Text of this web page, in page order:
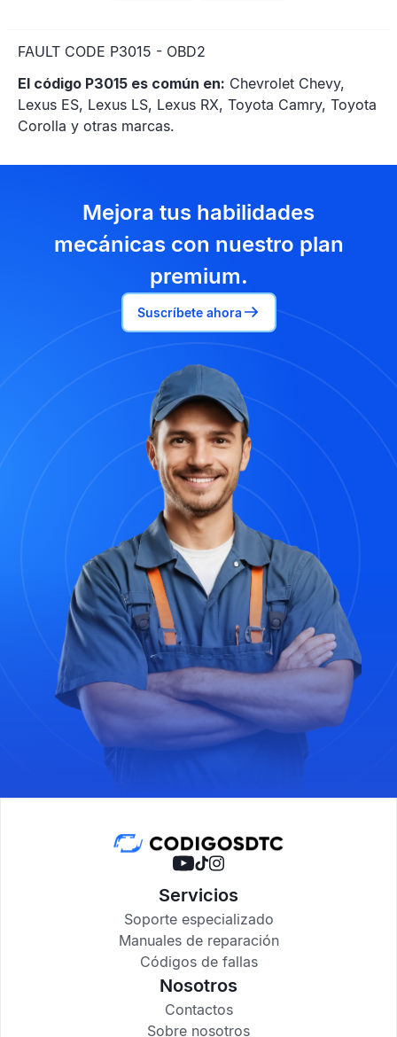
FAULT CODE P3015 - OBD2
El código P3015 es común en: Chevrolet Chevy,
Lexus ES, Lexus LS, Lexus RX, Toyota Camry, Toyota
Corolla y otras marcas.
Mejora tus habilidades
mecánicas con nuestro plan
premium.
Suscríbete ahora
Servicios
Soporte especializado
Manuales de reparación
Códigos de fallas
Nosotros
Contactos
Sobre nosotros